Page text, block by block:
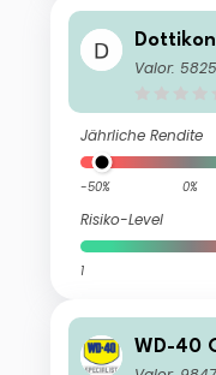
Valor:
Jährliche Rendite
-50% 0%
Risiko-Level
1
WD-40